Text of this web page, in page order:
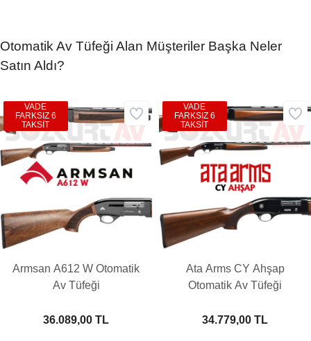
Otomatik Av Tüfeği Alan Müşteriler Başka Neler
Satın Aldı?
Armsan A612 W Otomatik
Av Tüfeği
36.089,00 TL
VADE
FARKSIZ 6
TAKSİT
Ata Arms CY Ahşap
Otomatik Av Tüfeği
34.779,00 TL
VADE
FARKSIZ 6
TAKSİT